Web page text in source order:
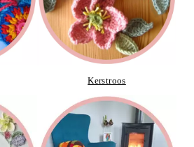
Kerstroos